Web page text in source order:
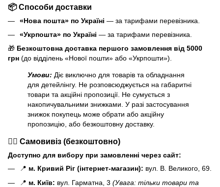
📦 Способи доставки
«Нова пошта» по Україні — за тарифами перевізника.
«Укрпошта» по Україні — за тарифами перевізника.
🎁 Безкоштовна доставка першого замовлення від 5000
грн (до відділень «Нової пошти» або «Укрпошти»).
Умови: Діє виключно для товарів та обладнання
для детейлінгу. Не розповсюджується на габаритні
товари та акційні пропозиції. Не сумується з
накопичувальними знижками. У разі застосування
знижок покупець може обрати або акційну
пропозицію, або безкоштовну доставку.
🏃‍♂️ Самовивіз (безкоштовно)
Доступно для вибору при замовленні через сайт:
📍 м. Кривий Ріг (інтернет-магазин): вул. В. Великого, 69.
📍 м. Київ: вул. Гарматна, 3 (Увага: тільки товари та